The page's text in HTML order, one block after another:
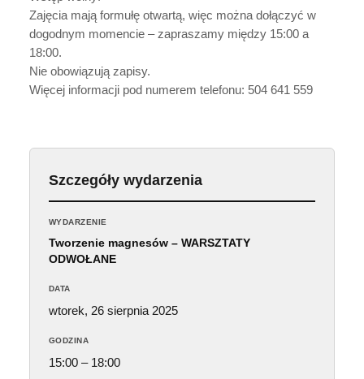
Zajęcia mają formułę otwartą, więc można dołączyć w
dogodnym momencie – zapraszamy między 15:00 a
18:00.
Nie obowiązują zapisy.
Więcej informacji pod numerem telefonu: 504 641 559
Szczegóły wydarzenia
WYDARZENIE
Tworzenie magnesów – WARSZTATY
ODWOŁANE
DATA
wtorek, 26 sierpnia 2025
GODZINA
15:00 – 18:00